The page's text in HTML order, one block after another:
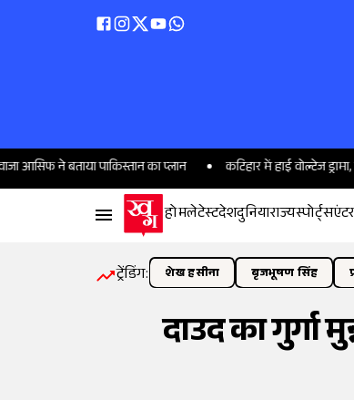
पाकिस्तान का प्लान कटिहार में हाई वोल्टेज ड्रामा, एक शख्स
होमलेटेस्टदेशदुनियाराज्यस्पोर्ट्स
ट्रेंडिंग: शेख हसीना बृजभूषण सिंह
दाउद का गुर्गा